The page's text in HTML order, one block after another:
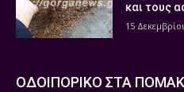
και τους
15
ΟΔΟΙΠΟΡΙΚΟ ΣΤΑ